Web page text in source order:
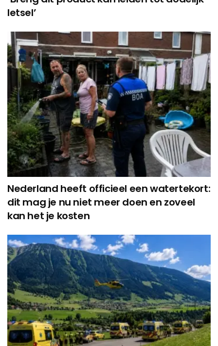
letsel’
Nederland heeft officieel een watertekort:
dit mag je nu niet meer doen en zoveel
kan het je kosten